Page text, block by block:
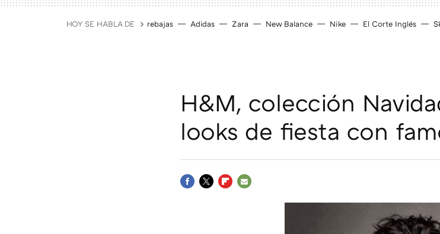
HOY SE HABLA DE rebajas Adidas Zara New Balance Nike El Corte Inglés
H&M, colección
looks de fiesta con